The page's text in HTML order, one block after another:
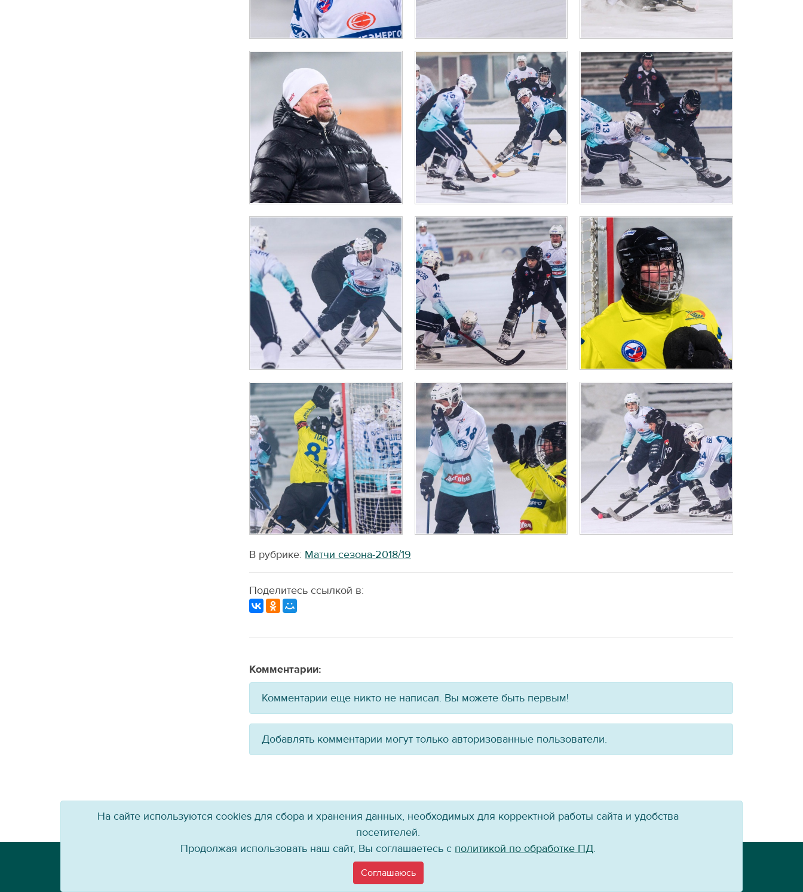
В рубрике: Матчи сезона-2018/19
Поделитесь ссылкой в:
Комментарии:
Комментарии еще никто не написал. Вы можете быть первым!
Добавлять комментарии могут только авторизованные пользователи.
Присоединяйтесь к нам!
На сайте используются cookies для сбора и хранения данных, необходимых для корректной работы сайта и удобства
посетителей.
Продолжая использовать наш сайт, Вы соглашаетесь с политикой по обработке ПД.
Соглашаюсь